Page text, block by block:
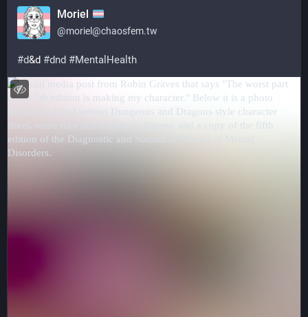
Moriel
@moriel@chaosfem.tw
#d&d #dnd #MentalHealth